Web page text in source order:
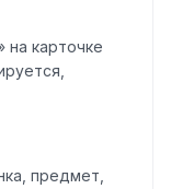
карточке
предмет,